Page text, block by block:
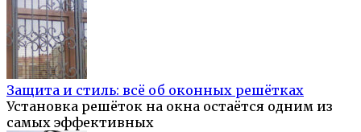
Защита и стиль: всё об оконных решётках
Установка решёток на окна остаётся одним из
самых эффективных